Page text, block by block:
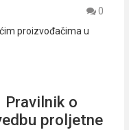
0
proizvođačima u
Pravilnik o
proljetne